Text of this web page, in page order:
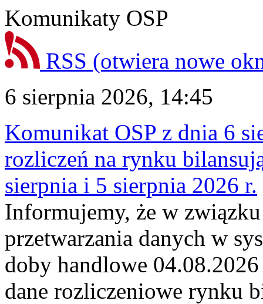
Komunikaty OSP
RSS (otwiera nowe
6 sierpnia 2026, 14:45
Komunikat OSP z dnia 6
rozliczeń na rynku
sierpnia i 5 sierpnia 2026 r.
Informujemy, że w
przetwarzania danych w
doby handlowe
dane rozliczeniowe rynku